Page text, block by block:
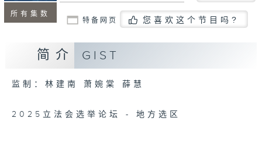
所有集数
特备网页 您喜欢这个节目吗?
简介 GIST
监制：林建南 萧婉棠 薛慧
2025立法会选举论坛 - 地方选区